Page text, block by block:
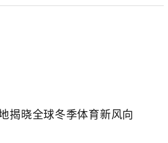
揭晓全球冬季体育新风向